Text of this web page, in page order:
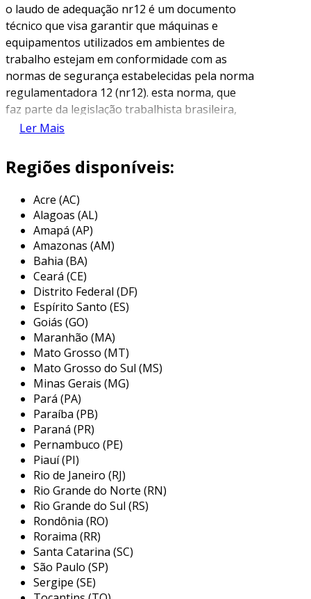
o laudo de adequação nr12 é um documento
técnico que visa garantir que máquinas e
equipamentos utilizados em ambientes de
trabalho estejam em conformidade com as
normas de segurança estabelecidas pela norma
regulamentadora 12 (nr12). esta norma, que
faz parte da legislação trabalhista brasileira,
trata da segurança no trabalho em máquinas e
promover a saúde dos trabalhadores.
habilitados, que realizam inspeções criteriosas
nas máquinas e equipamentos, avaliando sua
conformidade com os requisitos da nr12. esse
documento se torna essencial, não apenas
para a segurança dos colaboradores, mas
também para assegurar a legalidade das
operações e evitar sanções por parte de
órgãos fiscalizadores.
principais etapas da elaboração do
laudo de adequação nr12
a elaboração do laudo de adequação nr12
envolve uma série de etapas que precisam ser
seguidas para assegurar a correta avaliação
das condições de segurança das máquinas e
equipamentos. essas etapas incluem:
levantamento de informações:
de dados relevantes sobre as máquinas a
serem avaliadas, como manuais, fichas
técnicas e histórico de manutenção.
inspeção visual e funcional:
física das máquinas, identificando
possíveis falhas e irregularidades nas
Ler Mais
Regiões disponíveis:
Acre (AC)
Alagoas (AL)
Amapá (AP)
Amazonas (AM)
Bahia (BA)
Ceará (CE)
Distrito Federal (DF)
Espírito Santo (ES)
Goiás (GO)
Maranhão (MA)
Mato Grosso (MT)
Mato Grosso do Sul (MS)
Minas Gerais (MG)
Pará (PA)
Paraíba (PB)
Paraná (PR)
Pernambuco (PE)
Piauí (PI)
Rio de Janeiro (RJ)
Rio Grande do Norte (RN)
Rio Grande do Sul (RS)
Rondônia (RO)
Roraima (RR)
Santa Catarina (SC)
São Paulo (SP)
Sergipe (SE)